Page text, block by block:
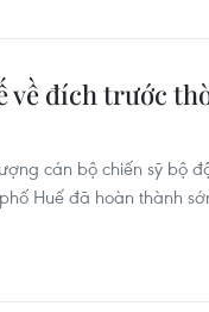
về đích trước
cán bộ chiến sỹ bộ
Huế đã hoàn thành